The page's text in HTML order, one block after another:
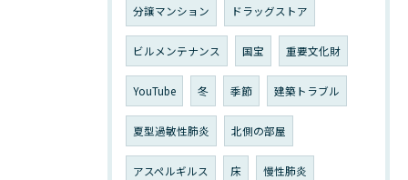
分譲マンション ドラッグストア
ビルメンテナンス 国宝 重要文化財
YouTube 冬 季節 建築トラブル
夏型過敏性肺炎 北側の部屋
アスペルギルス 床 慢性肺炎